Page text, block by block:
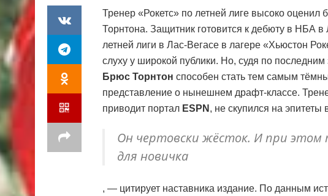
Тренер «Рокетс» по летней лиге высоко оценил
Торнтона. Защитник готовится к дебюту в НБА в
летней лиги в Лас-Вегасе в лагере «Хьюстон
слуху у широкой публики. Но, судя по
Брюс Торнтон способен стать тем самым
представление о нынешнем драфт-классе.
приводит портал ESPN , не скупился на эпитеты
Он чертовски жёсток. И при этом
для новичка
, — цитирует наставника издание. По данным